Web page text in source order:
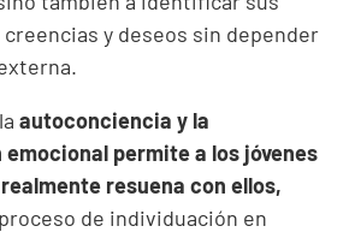
y deseos sin depender
autoconciencia y la
permite a los jóvenes
resuena con ellos,
de individuación en